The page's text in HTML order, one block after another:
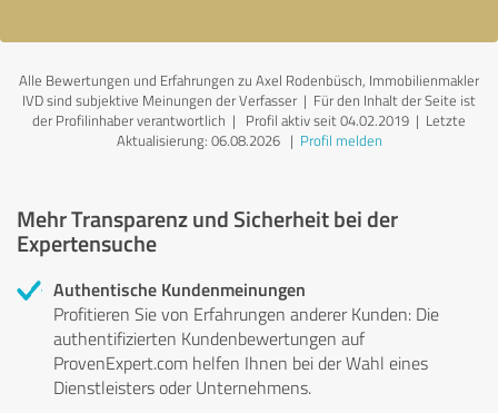
Alle Bewertungen und Erfahrungen zu Axel Rodenbüsch, Immobilienmakler
IVD sind subjektive Meinungen der Verfasser | Für den Inhalt der Seite ist
der Profilinhaber verantwortlich | Profil aktiv seit 04.02.2019 | Letzte
Aktualisierung: 06.08.2026| Profil melden
Mehr Transparenz und Sicherheit bei der
Expertensuche
Authentische Kundenmeinungen
Profitieren Sie von Erfahrungen anderer Kunden: Die
authentifizierten Kundenbewertungen auf
ProvenExpert.com helfen Ihnen bei der Wahl eines
Dienstleisters oder Unternehmens.